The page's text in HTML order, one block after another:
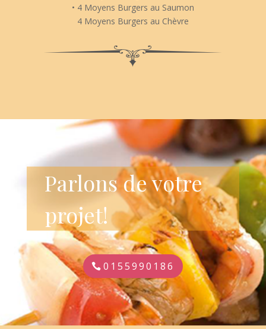
• 4 Moyens Burgers au Saumon
4 Moyens Burgers au Chèvre
Parlons de votre
projet!
0155990186